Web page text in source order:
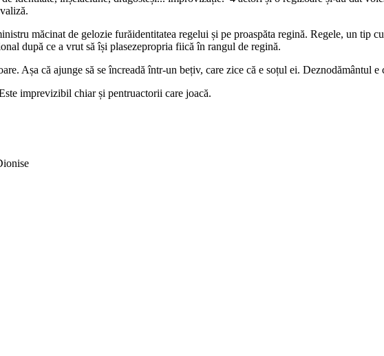
măcinat de gelozie furăidentitatea regelui și pe proaspăta regină. Regele, un tip
după ce a vrut să își plasezepropria fiică în rangul de regină.
Așa că ajunge să se încreadă într-un bețiv, care zice că e soțul ei. Deznodământul e
imprevizibil chiar și pentruactorii care joacă.